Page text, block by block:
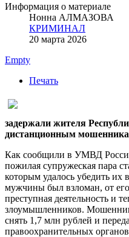
Информация о материале
Нонна АЛМАЗОВА
КРИМИНАЛ
20 марта 2026
Empty
Печать
задержали жителя
дистанционным
Как сообщили в УМВД
пожилая супружеская пара
которым удалось убедить их
мужчины был взломан, от
преступная деятельность и
злоумышленников.
снять 1,7 млн рублей и
правоохранительных